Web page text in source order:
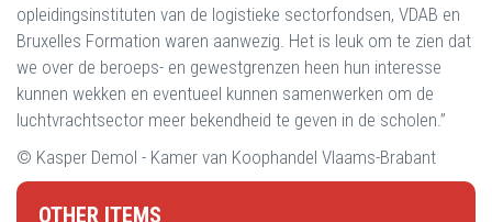
opleidingsinstituten van de logistieke sectorfondsen, VDAB en
Bruxelles Formation waren aanwezig. Het is leuk om te zien dat
we over de beroeps- en gewestgrenzen heen hun interesse
kunnen wekken en eventueel kunnen samenwerken om de
luchtvrachtsector meer bekendheid te geven in de scholen.”
© Kasper Demol - Kamer van Koophandel Vlaams-Brabant
OTHER ITEMS